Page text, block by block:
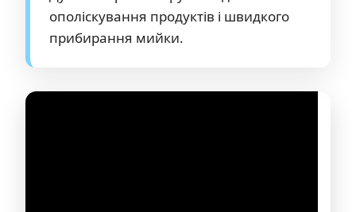
ополіскування продуктів і швидкого
прибирання мийки.